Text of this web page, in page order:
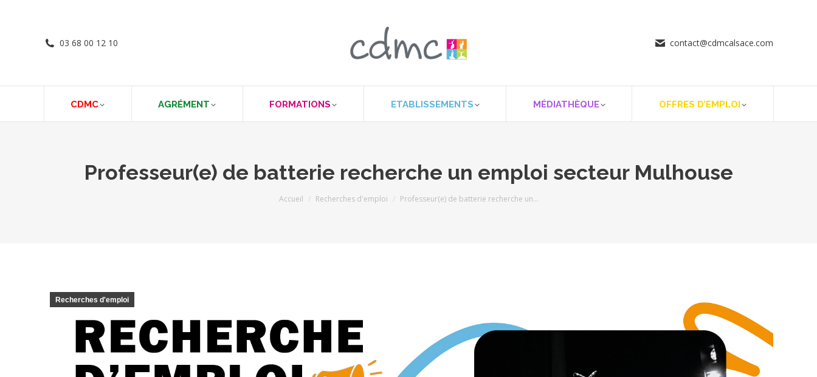
03 68 00 12 10 contact@cdmcalsace.com
CDMC AGRÉMENT FORMATIONS ETABLISSEMENTS MÉDIATHÈQUE OFFRES D’EMPLOI
Professeur(e) de batterie recherche un emploi secteur Mulhouse
Vous êtes ici :
Accueil Recherches d'emploi Professeur(e) de batterie recherche un…
Recherches d'emploi